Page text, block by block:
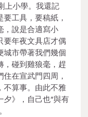
上小學。我還記
工具，要稿紙，
，說是合適寫小
要年夜文具店才偶
城市帶著我們幾個
，碰到雞狼毫，趕
在宣武門四周，
不算事。由此不雅
》，自己也“與有